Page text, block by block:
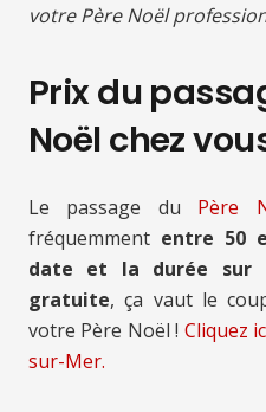
votre Père Noël
Prix du
Noël chez
Le passage du Père
fréquemment entre 50
date et la durée sur
gratuite, ça vaut le
votre Père Noël ! Cliquez
sur-Mer.